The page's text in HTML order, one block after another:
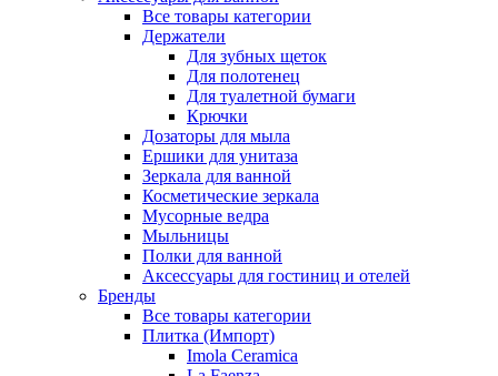
Все товары категории
Держатели
Для зубных щеток
Для полотенец
Для туалетной бумаги
Крючки
Дозаторы для мыла
Ершики для унитаза
Зеркала для ванной
Косметические зеркала
Мусорные ведра
Мыльницы
Полки для ванной
Аксессуары для гостиниц и отелей
Бренды
Все товары категории
Плитка (Импорт)
Imola Ceramica